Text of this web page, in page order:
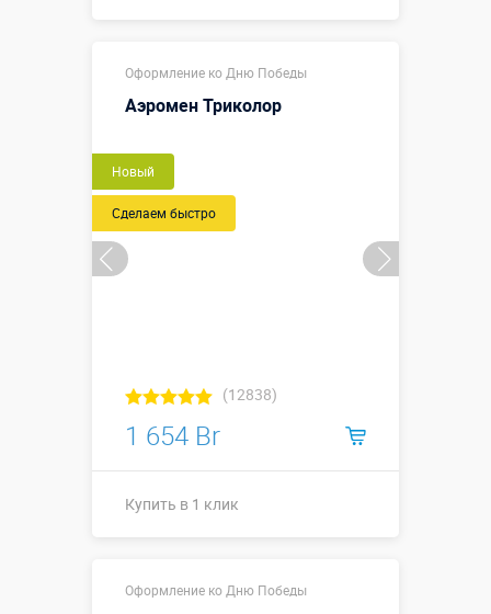
Оформление ко Дню Победы
Аэромен Триколор
Новый
Сделаем быстро
(12838)
1 654 Br
Купить в 1 клик
Оформление ко Дню Победы